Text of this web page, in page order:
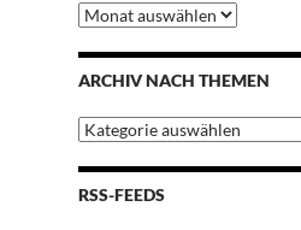
Archiv
nach
Monaten
ARCHIV NACH THEMEN
Archiv
nach
Themen
RSS-FEEDS